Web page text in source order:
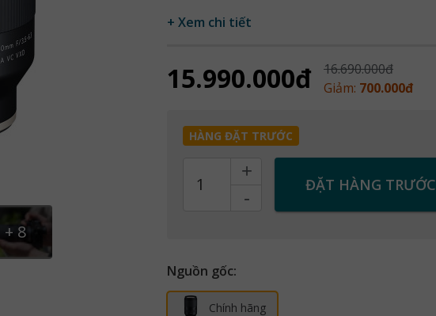
+ 8
+ Xem chi tiết
15.990.000đ
16.690.000đ
Giảm: 700.000đ
HÀNG ĐẶT TRƯỚC
+
-
ĐẶT HÀNG TRƯỚC
Nguồn gốc:
Chính hãng